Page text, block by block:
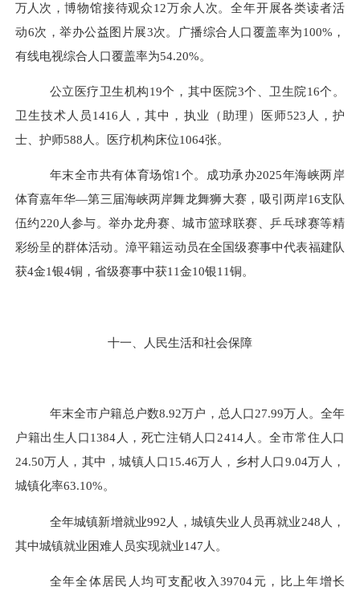
万人次 ，博物馆接待观众12万余人次。全年开展各类读者活
动6次，举办公益图片展3次。广播综合人口覆盖率为100% ，
有线电视综合人口覆盖率为54.20%。
公立医疗卫生机构19个，其中医院3个、卫生院16个。
卫生技术人员1416 人，其中，执业（助理）医师523 人，护
士、护师588 人。医疗机构床位1064张。
年末全市共有体育场馆1 个。成功承办2025年海峡两岸
体育嘉年华—第三届海峡两岸舞龙舞狮大赛， 吸引两岸16支队
伍约220 人参与。举办龙舟赛、城市篮球联赛、乒乓球赛等精
彩纷呈的群体活动。漳平籍运动员在全国级赛事中代表福建队
获4金1银4铜，省级赛事中获11金10银11铜。
十一、人民生活和社会保障
年末全市户籍总户数8.92万户，总人口27.99万人。全年
户籍出生人口1384 人， 死亡注销人口 2414 人。全市常住 人口
24.50万人，其中，城镇人口15.46万人，乡村人口9.04万人，
城镇化率63.10%。
全年城镇新增就业992 人，城镇失业人员再就业248 人，
其中城镇就业困难人员实现就业147 人。
全年全体居民人均可支配收入39704元，比上年增长